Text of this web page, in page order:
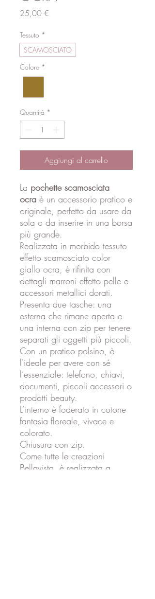
25,00 €
Tessuto *
SCAMOSCIATO
Colore *
Quantità *
Aggiungi al carrello
La pochette scamosciata
ocra è un accessorio pratico e
originale, perfetto da usare da
sola o da inserire in una borsa
più grande.
Realizzata in morbido tessuto
effetto scamosciato color
giallo ocra, è rifinita con
dettagli marroni effetto pelle e
accessori metallici dorati.
Presenta due tasche: una
esterna che rimane aperta e
una interna con zip per tenere
separati gli oggetti più piccoli.
Con un pratico polsino, è
l'ideale per avere con sé
l’essenziale: telefono, chiavi,
documenti, piccoli accessori o
prodotti beauty.
L’interno è foderato in cotone
fantasia floreale, vivace e
colorato.
Chiusura con zip.
Come tutte le creazioni
Bellavista, è realizzata a